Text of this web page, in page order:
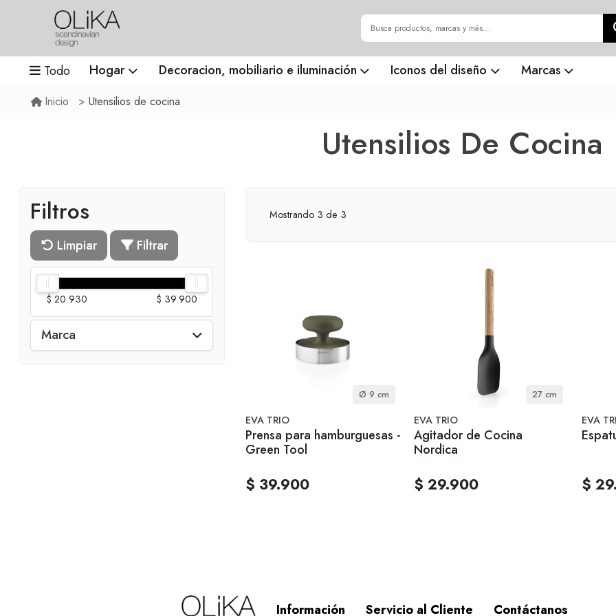
Todo Hogar Decoracion, mobiliario e iluminación Iconos del diseño Marcas
Inicio Utensilios de cocina
Utensilios De Cocina
Filtros
Limpiar Filtrar
$ 20.930 $ 39.900
Marca
Mostrando 3 de 3
Ø 9 cm
EVA TRIO
Prensa para hamburguesas -
Green Tool
$ 39.900
27 cm
EVA TRIO
Agitador de Cocina
Nordica
$ 29.900
EVA
$
Información Servicio al Cliente Contáctanos